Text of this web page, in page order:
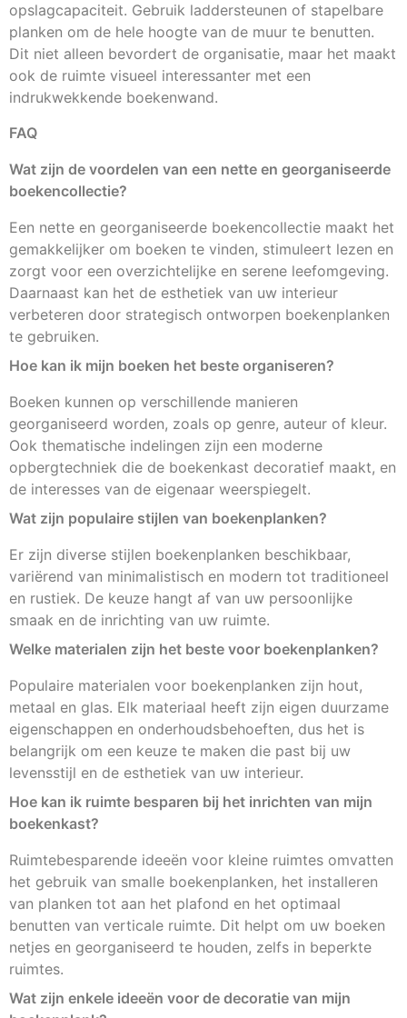
opslagcapaciteit. Gebruik laddersteunen of stapelbare
planken om de hele hoogte van de muur te benutten.
Dit niet alleen bevordert de organisatie, maar het maakt
ook de ruimte visueel interessanter met een
indrukwekkende boekenwand.
FAQ
Wat zijn de voordelen van een nette en georganiseerde
boekencollectie?
Een nette en georganiseerde boekencollectie maakt het
gemakkelijker om boeken te vinden, stimuleert lezen en
zorgt voor een overzichtelijke en serene leefomgeving.
Daarnaast kan het de esthetiek van uw interieur
verbeteren door strategisch ontworpen boekenplanken
te gebruiken.
Hoe kan ik mijn boeken het beste organiseren?
Boeken kunnen op verschillende manieren
georganiseerd worden, zoals op genre, auteur of kleur.
Ook thematische indelingen zijn een moderne
opbergtechniek die de boekenkast decoratief maakt, en
de interesses van de eigenaar weerspiegelt.
Wat zijn populaire stijlen van boekenplanken?
Er zijn diverse stijlen boekenplanken beschikbaar,
variërend van minimalistisch en modern tot traditioneel
en rustiek. De keuze hangt af van uw persoonlijke
smaak en de inrichting van uw ruimte.
Welke materialen zijn het beste voor boekenplanken?
Populaire materialen voor boekenplanken zijn hout,
metaal en glas. Elk materiaal heeft zijn eigen duurzame
eigenschappen en onderhoudsbehoeften, dus het is
belangrijk om een keuze te maken die past bij uw
levensstijl en de esthetiek van uw interieur.
Hoe kan ik ruimte besparen bij het inrichten van mijn
boekenkast?
Ruimtebesparende ideeën voor kleine ruimtes omvatten
het gebruik van smalle boekenplanken, het installeren
van planken tot aan het plafond en het optimaal
benutten van verticale ruimte. Dit helpt om uw boeken
netjes en georganiseerd te houden, zelfs in beperkte
ruimtes.
Wat zijn enkele ideeën voor de decoratie van mijn